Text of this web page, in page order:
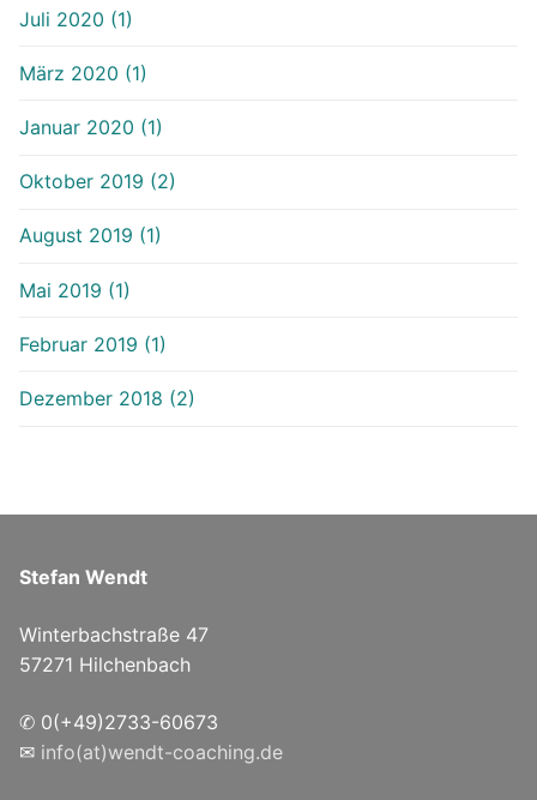
Juli 2020 (1)
März 2020 (1)
Januar 2020 (1)
Oktober 2019 (2)
August 2019 (1)
Mai 2019 (1)
Februar 2019 (1)
Dezember 2018 (2)
Stefan Wendt
Winterbachstraße 47
57271 Hilchenbach
✆ 0(+49)2733-60673
✉ info(at)wendt-coaching.de